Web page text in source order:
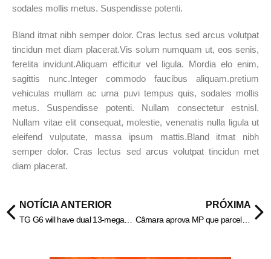
sodales mollis metus. Suspendisse potenti.
Bland itmat nibh semper dolor. Cras lectus sed arcus volutpat
tincidun met diam placerat.Vis solum numquam ut, eos senis,
ferelita invidunt.Aliquam efficitur vel ligula. Mordia elo enim,
sagittis nunc.Integer commodo faucibus aliquam.pretium
vehiculas mullam ac urna puvi tempus quis, sodales mollis
metus. Suspendisse potenti. Nullam consectetur estnisl.
Nullam vitae elit consequat, molestie, venenatis nulla ligula ut
eleifend vulputate, massa ipsum mattis.Bland itmat nibh
semper dolor. Cras lectus sed arcus volutpat tincidun met
diam placerat.
NOTÍCIA ANTERIOR
TG G6 will have dual 13-megapixel cameras on the back
PRÓXIMA
​Câmara aprova MP que parcela dívidas previdenciárias de estados e municípios.